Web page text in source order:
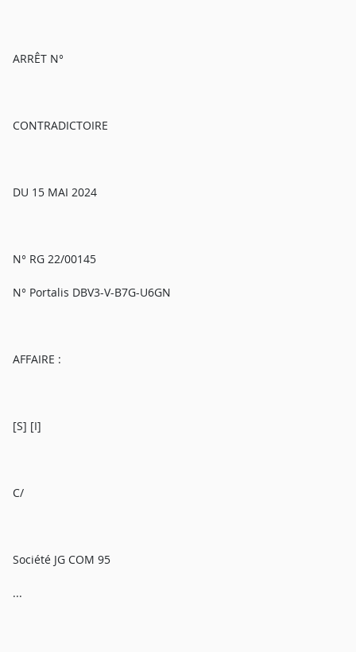
ARRÊT N°
CONTRADICTOIRE
DU 15 MAI 2024
N° RG 22/00145
N° Portalis DBV3-V-B7G-U6GN
AFFAIRE :
[S] [I]
C/
Société JG COM 95
...